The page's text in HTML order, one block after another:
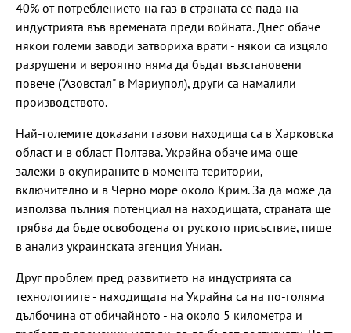
40% от потреблението на газ в страната се пада на
индустрията във времената преди войната. Днес обаче
някои големи заводи затвориха врати - някои са изцяло
разрушени и вероятно няма да бъдат възстановени
повече ("Азовстал" в Мариупол), други са намалили
производството.
Най-големите доказани газови находища са в Харковска
област и в област Полтава. Украйна обаче има още
залежи в окупираните в момента територии,
включително и в Черно море около Крим. За да може да
използва пълния потенциал на находищата, страната ще
трябва да бъде освободена от руското присъствие, пише
в анализ украинската агенция Униан.
Друг проблем пред развитието на индустрията са
технологиите - находищата на Украйна са на по-голяма
дълбочина от обичайното - на около 5 километра и